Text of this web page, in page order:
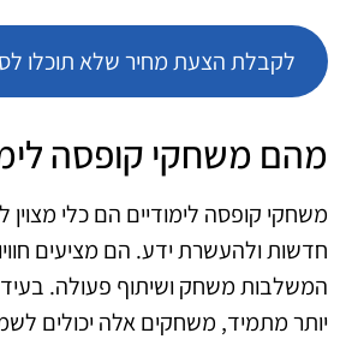
לקבלת הצעת מחיר שלא תוכלו
מהם משחקי קופסה
משחקי קופסה לימודיים הם כלי מצוין
חדשות ולהעשרת ידע. הם מציעים
המשלבות משחק ושיתוף פעולה.
יותר מתמיד, משחקים אלה יכולים